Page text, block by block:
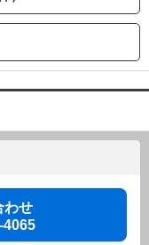
わせ
4065